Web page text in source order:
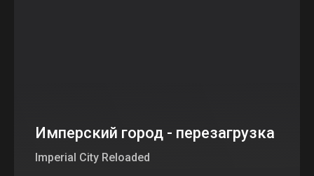
Имперский город - перезагрузка
Imperial City Reloaded